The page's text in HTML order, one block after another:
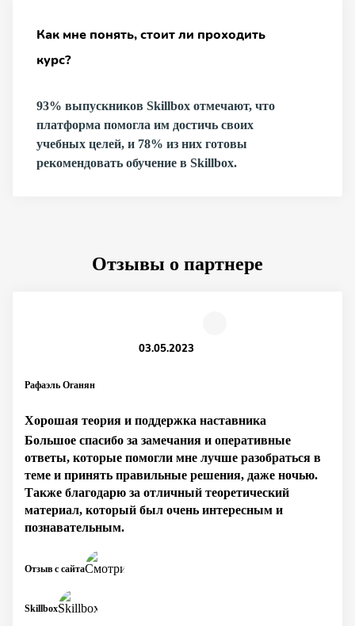
Как мне понять, стоит ли проходить
курс?
93% выпускников Skillbox отмечают, что
платформа помогла им достичь своих
учебных целей, и 78% из них готовы
рекомендовать обучение в Skillbox.
Отзывы о партнере
Рафаэль Оганян
03.05.2023
Хорошая теория и поддержка наставника
Большое спасибо за замечания и оперативные
ответы, которые помогли мне лучше разобраться в
теме и принять правильные решения, даже ночью.
Также благодарю за отличный теоретический
материал, который был очень интересным и
познавательным.
Skillbox
Отзыв с сайта